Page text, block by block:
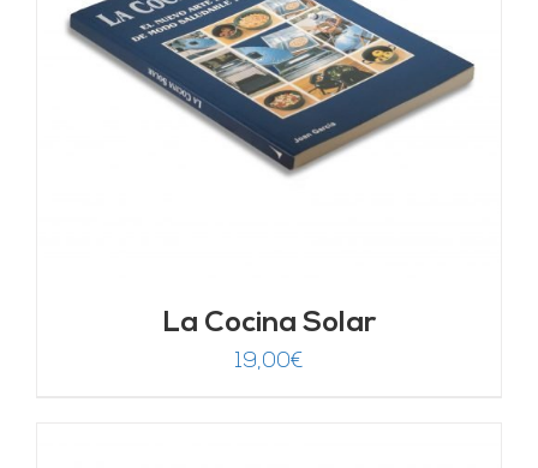
La Cocina Solar
19,00€